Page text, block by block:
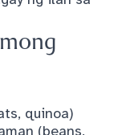
quinoa)
(beans,